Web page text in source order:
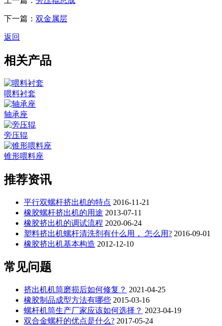
下一篇： 双金属层
返回
相关产品
喂料衬套
轴承座
旁压辊
锥形喂料座
推荐资讯
平行双螺杆挤出机的特点 2016-11-21
橡胶螺杆挤出机的用途 2013-07-11
橡胶挤出机的调试流程 2020-06-24
塑料挤出机螺杆清洗剂有什么用， 怎么用? 2016-09-01
橡胶挤出机基本构造 2012-12-10
常见问题
挤出机机筒磨损后如何修复？ 2021-04-25
橡胶制品成型方法有哪些 2015-03-16
螺杆机筒生产厂家应该如何选择？ 2023-04-19
双合金螺杆的优点是什么? 2017-05-24